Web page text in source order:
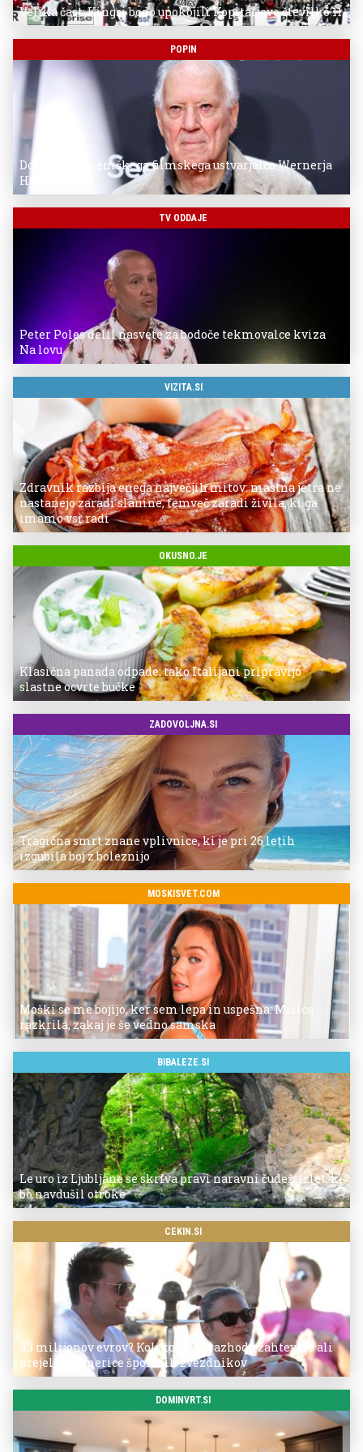
Velika čast: Kingsi bodo upokojili Kopitarjevo številko 11
POPIN
Donostia za nemškega filmskega ustvarjalca Wernerja
Herzoga
TV ODDAJE
Peter Poles delil nasvete za bodoče tekmovalce kviza
Na lovu
VIZITA.SI
Zdravnik razbija enega največjih mitov: mastna jetra ne
nastanejo zaradi slanine, temveč zaradi živila, ki ga
imamo vsi radi
OKUSNO.JE
Klasična panada odpade: tako Italijani pripravijo
slastne ocvrte bučke
ZADOVOLJNA.SI
Tragična smrt znane vplivnice, ki je pri 26 letih
izgubila boj z boleznijo
MOSKISVET.COM
Moški se me bojijo, ker sem lepa in uspešna: Misica
razkrila, zakaj je še vedno samska
BIBALEZE.SI
Le uro iz Ljubljane se skriva pravi naravni čudež: izlet, ki
bo navdušil otroke
CEKIN.SI
43 milijonov evrov? Koliko so po razhodu zahtevale ali
prejele partnerice športnih zvezdnikov
DOMINVRT.SI